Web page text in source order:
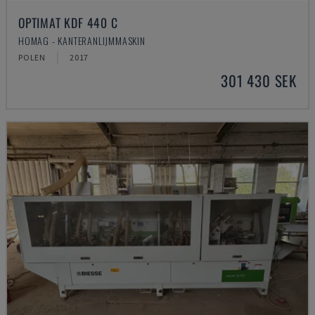
OPTIMAT KDF 440 C
HOMAG - KANTERANLIJMMASKIN
POLEN 2017
301 430 SEK